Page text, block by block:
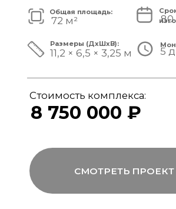
6 950 000 ₽
11,7 × 3,9 × 3,25 м
80 дней
48 м²
Общая площадь: